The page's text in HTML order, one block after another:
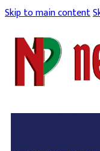
Skip to main content